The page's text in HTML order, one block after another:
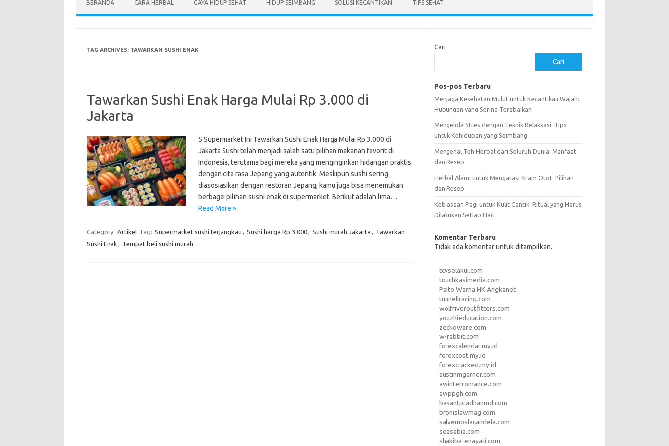
BERANDA CARA HERBAL GAYA HIDUP SEHAT HIDUP SEIMBANG SOLUSI KECANTIKAN TIPS SEHAT
TAG ARCHIVES: TAWARKAN SUSHI ENAK
Tawarkan Sushi Enak Harga Mulai Rp 3.000 di
Jakarta
5 Supermarket Ini Tawarkan Sushi Enak Harga Mulai Rp 3.000 di
Jakarta Sushi telah menjadi salah satu pilihan makanan favorit di
Indonesia, terutama bagi mereka yang menginginkan hidangan praktis
dengan cita rasa Jepang yang autentik. Meskipun sushi sering
diasosiasikan dengan restoran Jepang, kamu juga bisa menemukan
berbagai pilihan sushi enak di supermarket. Berikut adalah lima…
Read More »
Category: Artikel Tag: Supermarket sushi terjangkau , Sushi harga Rp 3.000, Sushi murah Jakarta , Tawarkan
Sushi Enak , Tempat beli sushi murah
Cari
Cari
Pos-pos Terbaru
Menjaga Kesehatan Mulut untuk Kecantikan Wajah:
Hubungan yang Sering Terabaikan
Mengelola Stres dengan Teknik Relaksasi: Tips
untuk Kehidupan yang Seimbang
Mengenal Teh Herbal dari Seluruh Dunia: Manfaat
dan Resep
Herbal Alami untuk Mengatasi Kram Otot: Pilihan
dan Resep
Kebiasaan Pagi untuk Kulit Cantik: Ritual yang Harus
Dilakukan Setiap Hari
Komentar Terbaru
Tidak ada komentar untuk ditampilkan.
tcvselakui.com
touchkasimedia.com
Paito Warna HK Angkanet
tunnellracing.com
wolfriveroutfitters.com
youzhieducation.com
zeckoware.com
w-rabbit.com
forexcalendar.my.id
forexcost.my.id
forexcracked.my.id
austinmgarner.com
awinterromance.com
awppgh.com
basantpradhanmd.com
bronislawmag.com
salvemoslacandela.com
seasabia.com
shakiba-enayati.com